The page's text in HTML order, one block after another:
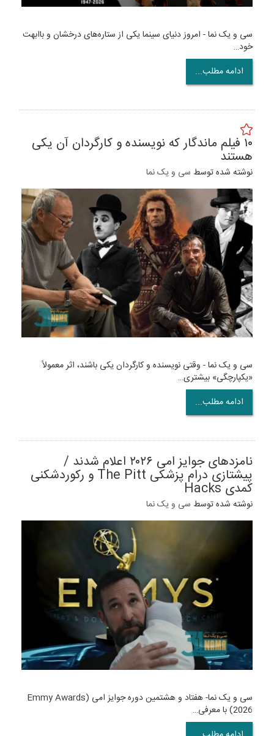
‌سی و یک نما - امروز دنیای سینما یکی از ستاره‌های درخشان و باابهت
خود…
ادامه مطلب...
۱۰ فیلم ماندگار که نویسنده و کارگردان آن یکی
هستند
نوشته شده توسط سی و یک نما
سی و یک نما - وقتی نویسنده و کارگردان یکی باشند، اثر معمولاً
«یکپارچگی» بیشتری…
ادامه مطلب...
نامزدهای جوایز امی ۲۰۲۶ اعلام شدند /
پیشتازی درام پزشکی The Pitt و رکوردشکنی
کمدی Hacks
نوشته شده توسط سی و یک نما
سی و یک نما- هفتاد و هشتمین دوره جوایز امی (Emmy Awards
2026) با معرفی…